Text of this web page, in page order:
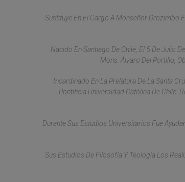
Sustituye En El Cargo A Monseñor Orozimbo
Nacido En Santiago De Chile, El 5 De Julio
Mons. Álvaro Del Portillo,
Incardinado En La Prelatura De La Santa
Pontificia Universidad Católica De Chile.
Durante Sus Estudios Universitarios Fue
Sus Estudios De Filosofía Y Teología Los